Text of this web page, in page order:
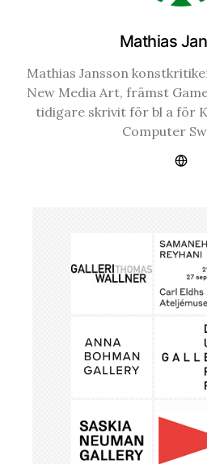
Mathias
Mathias Jansson
New Media Art, främst
tidigare skrivit för bl a för
Computer